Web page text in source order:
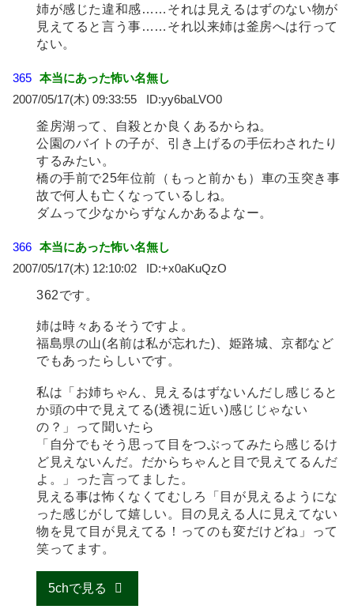
姉が感じた違和感……それは見えるはずのない物が
見えてると言う事……それ以来姉は釜房へは行って
ない。
365 本当にあった怖い名無し
2007/05/17(木) 09:33:55
yy6baLVO0
釜房湖って、自殺とか良くあるからね。
公園のバイトの子が、引き上げるの手伝わされたり
するみたい。
橋の手前で25年位前（もっと前かも）車の玉突き事
故で何人も亡くなっているしね。
ダムって少なからずなんかあるよなー。
366 本当にあった怖い名無し
2007/05/17(木) 12:10:02
+x0aKuQzO
362です。
姉は時々あるそうですよ。
福島県の山(名前は私が忘れた)、姫路城、京都など
でもあったらしいです。
私は「お姉ちゃん、見えるはずないんだし感じると
か頭の中で見えてる(透視に近い)感じじゃない
の？」って聞いたら
「自分でもそう思って目をつぶってみたら感じるけ
ど見えないんだ。だからちゃんと目で見えてるんだ
よ。」った言ってました。
見える事は怖くなくてむしろ「目が見えるようにな
った感じがして嬉しい。目の見える人に見えてない
物を見て目が見えてる！ってのも変だけどね」って
笑ってます。
5chで見る